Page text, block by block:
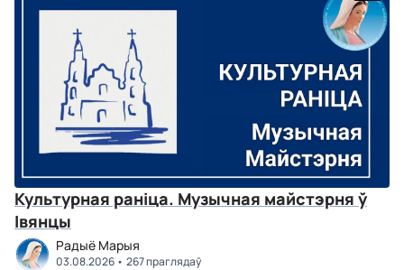
Культурная раніца. Музычная майстэрня ў
Івянцы
Радыё Марыя
03.08.2026 267 праглядаў